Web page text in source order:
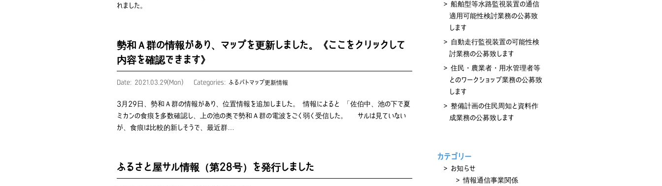
れました。
勢和Ａ群の情報があり、マップを更新しました。《ここをクリックして
内容を確認できます》
Date: 2021.03.29(Mon) Categories: ふるパトマップ更新情報
3月29日、勢和Ａ群の情報があり、位置情報を追加しました。 情報によると 「佐伯中、池の下で夏
ミカンの食痕を多数確認し、上の池の奥で勢和Ａ群の電波をごく弱く受信した。 サルは見ていない
が、食痕は比較的新しそうで、最近群…
ふるさと屋サル情報（第28号）を発行しました
船舶型等水路監視装置の通信
適用可能性検討業務の公募致
します
自動走行監視装置の可能性検
討業務の公募致します
住民・農業者・用水管理者等
とのワークショップ業務の公募致
します
整備計画の住民周知と資料作
成業務の公募致します
カテゴリー
お知らせ
情報通信事業関係